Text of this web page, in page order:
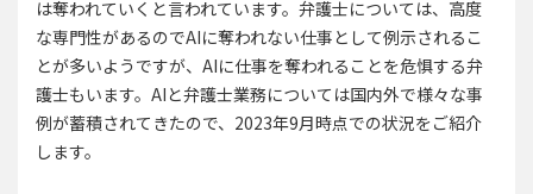
は奪われていくと言われています。弁護士については、高度
な専門性があるのでAIに奪われない仕事として例示されるこ
とが多いようですが、AIに仕事を奪われることを危惧する弁
護士もいます。AIと弁護士業務については国内外で様々な事
例が蓄積されてきたので、2023年9月時点での状況をご紹介
します。